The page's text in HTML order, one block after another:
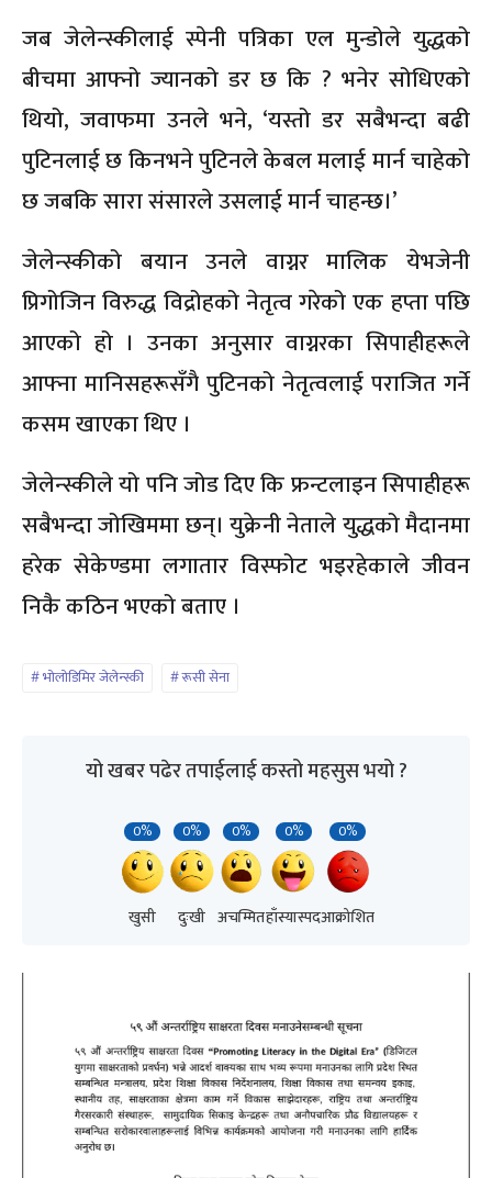
जब जेलेन्स्कीलाई स्पेनी पत्रिका एल मुन्डोले युद्धको
बीचमा आफ्नो ज्यानको डर छ कि ? भनेर सोधिएको
थियो, जवाफमा उनले भने, ‘यस्तो डर सबैभन्दा बढी
पुटिनलाई छ किनभने पुटिनले केबल मलाई मार्न चाहेको
छ जबकि सारा संसारले उसलाई मार्न चाहन्छ।’
जेलेन्स्कीको बयान उनले वाग्नर मालिक येभजेनी
प्रिगोजिन विरुद्ध विद्रोहको नेतृत्व गरेको एक हप्ता पछि
आएको हो । उनका अनुसार वाग्नरका सिपाहीहरूले
आफ्ना मानिसहरूसँगै पुटिनको नेतृत्वलाई पराजित गर्ने
कसम खाएका थिए ।
जेलेन्स्कीले यो पनि जोड दिए कि फ्रन्टलाइन सिपाहीहरू
सबैभन्दा जोखिममा छन्। युक्रेनी नेताले युद्धको मैदानमा
हरेक सेकेण्डमा लगातार विस्फोट भइरहेकाले जीवन
निकै कठिन भएको बताए ।
भोलोडिमिर जेलेन्स्की रूसी सेना
यो खबर पढेर तपाईलाई कस्तो महसुस भयो ?
0%
खुसी
0%
दुःखी
0%
अचम्मित
0%
हाँस्यास्पद
0%
आक्रोशित